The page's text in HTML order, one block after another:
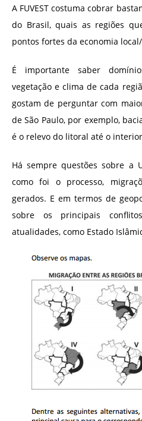
A FUVEST costuma cobrar
do Brasil, quais as regiões
pontos fortes da economia
É importante saber
vegetação e clima de cada
gostam de perguntar com
de São Paulo, por exemplo,
é o relevo do litoral até o
Há sempre questões sobre a
como foi o processo,
gerados. E em termos de
sobre os principais
atualidades, como Estado